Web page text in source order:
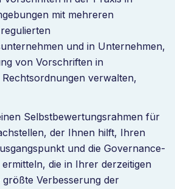
mit mehreren
und in Unternehmen,
von Vorschriften in
verwalten,
Selbstbewertungsrahmen für
der Ihnen hilft, Ihren
und die Governance-
die in Ihrer derzeitigen
Verbesserung der